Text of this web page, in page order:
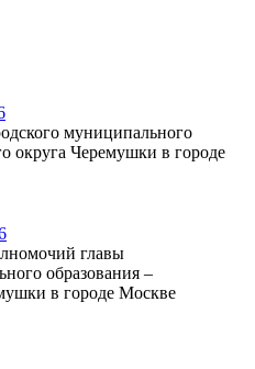
муниципального
округа Черемушки в городе
главы
образования –
в городе Москве